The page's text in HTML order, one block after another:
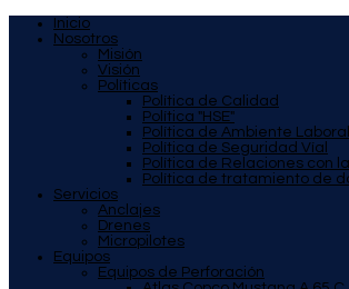
Inicio
Nosotros
Misión
Visión
Políticas
Política de Calidad
Política "HSE"
Política de Ambiente Laboral
Política de Seguridad Víal
Política de Relaciones con
Política de tratamiento de
Servicios
Anclajes
Drenes
Micropilotes
Equipos
Equipos de Perforación